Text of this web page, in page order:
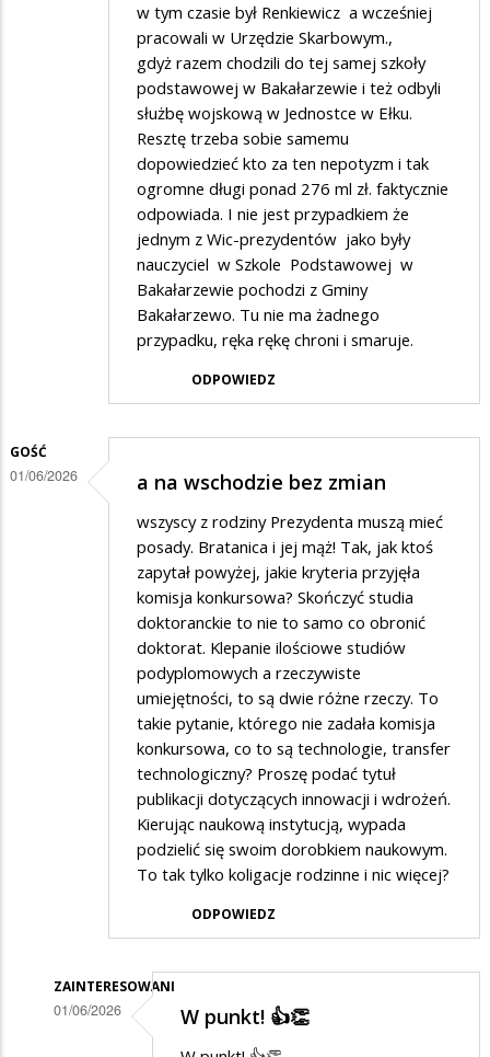
w tym czasie był Renkiewicz a wcześniej
pracowali w Urzędzie Skarbowym.,
gdyż razem chodzili do tej samej szkoły
podstawowej w Bakałarzewie i też odbyli
służbę wojskową w Jednostce w Ełku.
Resztę trzeba sobie samemu
dopowiedzieć kto za ten nepotyzm i tak
ogromne długi ponad 276 ml zł. faktycznie
odpowiada. I nie jest przypadkiem że
jednym z Wic-prezydentów jako były
nauczyciel w Szkole Podstawowej w
Bakałarzewie pochodzi z Gminy
Bakałarzewo. Tu nie ma żadnego
przypadku, ręka rękę chroni i smaruje.
ODPOWIEDZ
GOŚĆ
01/06/2026 a na wschodzie bez zmian
wszyscy z rodziny Prezydenta muszą mieć
posady. Bratanica i jej mąż! Tak, jak ktoś
zapytał powyżej, jakie kryteria przyjęła
komisja konkursowa? Skończyć studia
doktoranckie to nie to samo co obronić
doktorat. Klepanie ilościowe studiów
podyplomowych a rzeczywiste
umiejętności, to są dwie różne rzeczy. To
takie pytanie, którego nie zadała komisja
konkursowa, co to są technologie, transfer
technologiczny? Proszę podać tytuł
publikacji dotyczących innowacji i wdrożeń.
Kierując naukową instytucją, wypada
podzielić się swoim dorobkiem naukowym.
To tak tylko koligacje rodzinne i nic więcej?
ODPOWIEDZ
ZAINTERESOWANI
01/06/2026 W punkt! 👍👏